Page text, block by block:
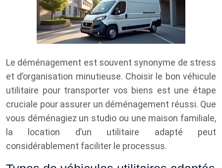
Le déménagement est souvent synonyme de stress
et d’organisation minutieuse. Choisir le bon véhicule
utilitaire pour transporter vos biens est une étape
cruciale pour assurer un déménagement réussi. Que
vous déménagiez un studio ou une maison familiale,
la location d’un utilitaire adapté peut
considérablement faciliter le processus.